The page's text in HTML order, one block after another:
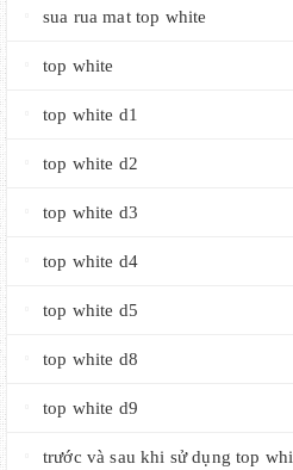
sua rua mat top white
top white
top white d1
top white d2
top white d3
top white d4
top white d5
top white d8
top white d9
trước và sau khi sử dụng top